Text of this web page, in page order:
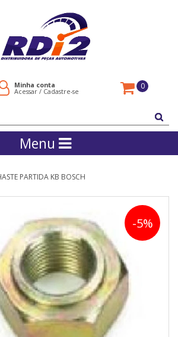
Minha conta
Acessar / Cadastre-se
0
Menu
PARTIDA KB BOSCH
-5%